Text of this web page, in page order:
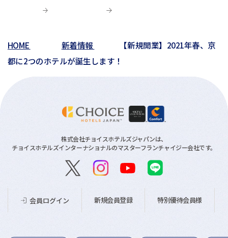
01月(4)
01月(2)
03月(6)
01月(3)
02月(1)
HOME 新着情報
【新規開業】2021年春、京
都に2つのホテルが誕生します！
株式会社チョイスホテルズジャパンは、
チョイスホテルズインターナショナルのマスターフランチャイジー会社です。
会員ログイン 新規会員登録 特別優待会員様